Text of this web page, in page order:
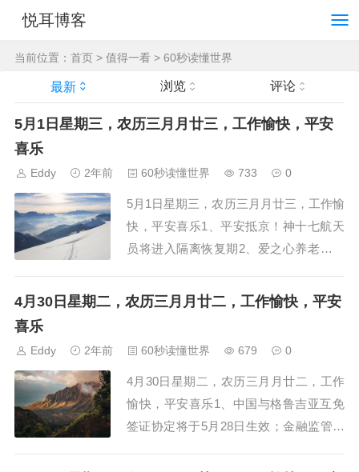
悦耳博客
当前位置： 首页 > 值得一看 > 60秒读懂世界
最新 浏览 评论
5月1日星期三，农历三月月廿三，工作愉快，平安
喜乐
Eddy 2年前 60秒读懂世界 733 0
5月1日星期三，农历三月月廿三，工作愉
快，平安喜乐1、平安抵京！神十七航天
员将进入隔离恢复期2、爱之心养老公寓
害关系3、广东省委常委程福波调任中国
4月30日星期二，农历三月月廿二，工作愉快，平安
喜乐
Eddy 2年前 60秒读懂世界 679 0
4月30日星期二，农历三月月廿二，工作
愉快，平安喜乐1、中国与格鲁吉亚互免
签证协定将于5月28日生效；金融监管总